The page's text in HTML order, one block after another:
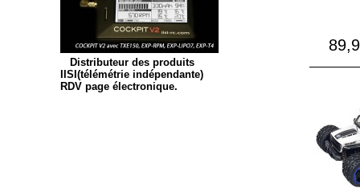
Distributeur des produits
IISI(télémétrie indépendante)
RDV page électronique.